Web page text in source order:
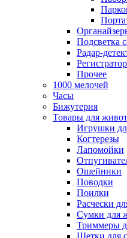
Подсветка
Радар-
Прочее
1000 мелочей
Часы
Бижутерия
Товары для
Игрушки
Когтерезы
Лапомойки
Ошейники
Поводки
Поилки
Расчески
Сумки для
Триммеры
Щетки для